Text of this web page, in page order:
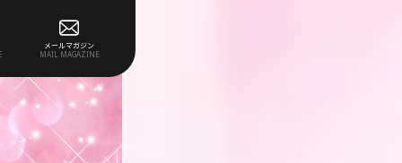
メールマガジン
MAIL MAGAZINE